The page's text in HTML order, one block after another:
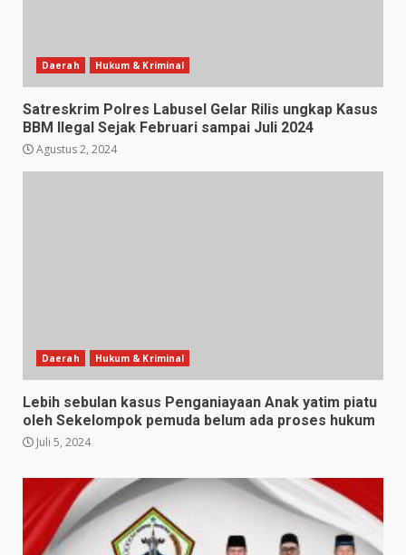
Daerah Hukum & Kriminal
Satreskrim Polres Labusel Gelar Rilis ungkap Kasus
BBM Ilegal Sejak Februari sampai Juli 2024
Agustus 2, 2024
Daerah Hukum & Kriminal
Lebih sebulan kasus Penganiayaan Anak yatim piatu
oleh Sekelompok pemuda belum ada proses hukum
Juli 5, 2024